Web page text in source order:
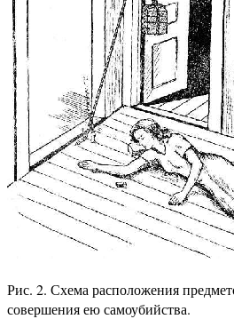
Рис. 2. Схема расположения
совершения ею самоубийства.